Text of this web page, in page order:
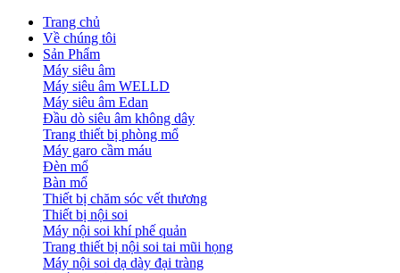
Trang chủ
Về chúng tôi
Sản Phẩm
Máy siêu âm
Máy siêu âm WELLD
Máy siêu âm Edan
Đầu dò siêu âm không dây
Trang thiết bị phòng mổ
Máy garo cầm máu
Đèn mổ
Bàn mổ
Thiết bị chăm sóc vết thương
Thiết bị nội soi
Máy nội soi khí phế quản
Trang thiết bị nội soi tai mũi họng
Máy nội soi dạ dày đại tràng